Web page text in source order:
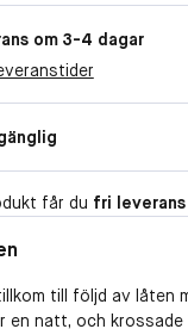
om 3-4 dagar
får du fri leverans
till följd av låten
en natt, och